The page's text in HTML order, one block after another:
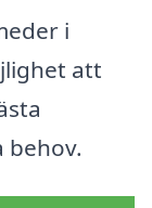
i
att
behov.